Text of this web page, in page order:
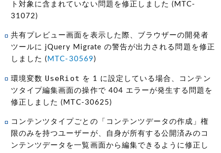
ト対象に含まれていない問題を修正しました (MTC-
31072)
共有プレビュー画面を表示した際、ブラウザーの開発者
ツールに jQuery Migrate の警告が出力される問題を修正
しました ( MTC-30569 )
環境変数 UseRiot を 1 に設定している場合、コンテン
ツタイプ編集画面の操作で 404 エラーが発生する問題を
修正しました (MTC-30625)
コンテンツタイプごとの「コンテンツデータの作成」権
限のみを持つユーザーが、自身が所有する公開済みのコ
ンテンツデータを一覧画面から編集できるように修正し